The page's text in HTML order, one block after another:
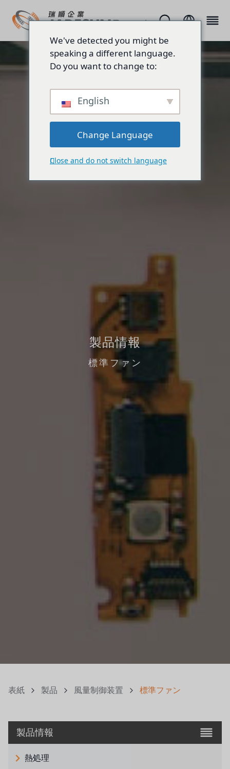
製品情報
標準ファン
表紙 製品 風量制御装置 標準ファン
製品情報
熱処理
We've detected you might be
speaking a different language.
Do you want to change to:
English
Change Language
Close and do not switch language